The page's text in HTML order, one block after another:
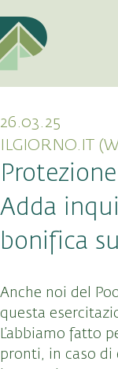
26.03.25
ILGIORNO.IT
Adda
bonifica
Anche noi del
questa
L’abbiamo fatto
pronti, in caso di